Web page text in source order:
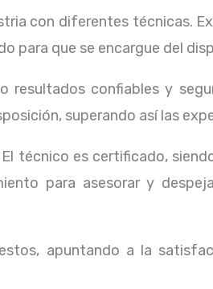
con diferentes técnicas.
para que se encargue del
resultados confiables y
superando así las
técnico es certificado,
para asesorar y
apuntando a la